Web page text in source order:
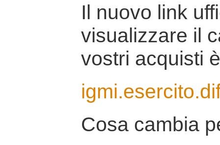
Il nuovo link
visualizzare il
vostri acquisti
Cosa cambia